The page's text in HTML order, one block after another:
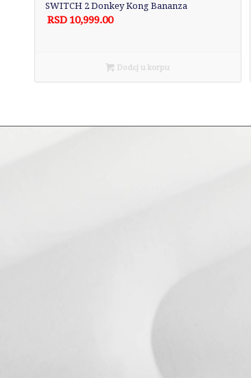
SWITCH 2 Donkey Kong Bananza
RSD 10,999.00
Dodaj u korpu